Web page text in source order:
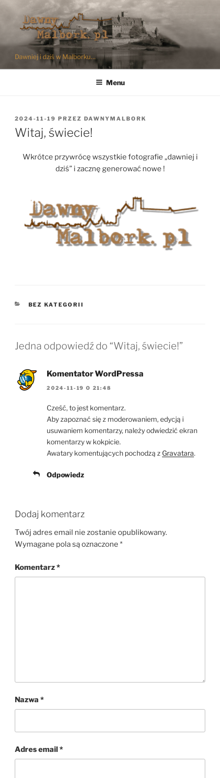
Dawniej i dziś w Malborku…
Menu
OPUBLIKOWANE
W
2024-11-19 PRZEZ DAWNYMALBORK
Witaj, świecie!
Wkrótce przywrócę wszystkie fotografie „dawniej i
dziś” i zacznę generować nowe !
KATEGORIE
BEZ KATEGORII
Jedna odpowiedź do “Witaj, świecie!”
Komentator WordPressa
2024-11-19 O 21:48
Cześć, to jest komentarz.
Aby zapoznać się z moderowaniem, edycją i
usuwaniem komentarzy, należy odwiedzić ekran
komentarzy w kokpicie.
Awatary komentujących pochodzą z Gravatara.
Odpowiedz
Dodaj komentarz
Twój adres email nie zostanie opublikowany.
Wymagane pola są oznaczone *
Komentarz*
Nazwa *
Adres email*